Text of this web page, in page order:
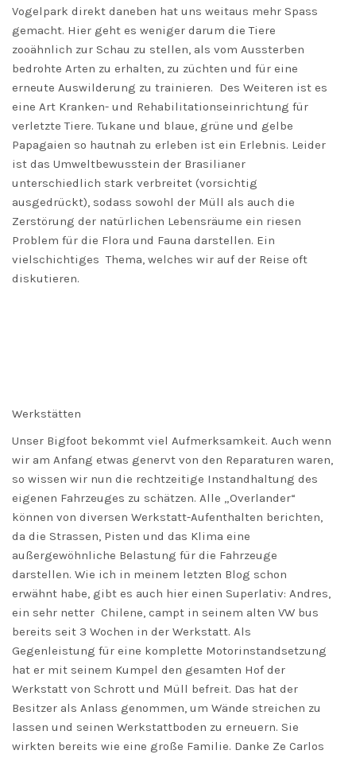
Vogelpark direkt daneben hat uns weitaus mehr Spass
gemacht. Hier geht es weniger darum die Tiere
zooähnlich zur Schau zu stellen, als vom Aussterben
bedrohte Arten zu erhalten, zu züchten und für eine
erneute Auswilderung zu trainieren. Des Weiteren ist es
eine Art Kranken- und Rehabilitationseinrichtung für
verletzte Tiere. Tukane und blaue, grüne und gelbe
Papagaien so hautnah zu erleben ist ein Erlebnis. Leider
ist das Umweltbewusstein der Brasilianer
unterschiedlich stark verbreitet (vorsichtig
ausgedrückt), sodass sowohl der Müll als auch die
Zerstörung der natürlichen Lebensräume ein riesen
Problem für die Flora und Fauna darstellen. Ein
vielschichtiges Thema, welches wir auf der Reise oft
diskutieren.
Werkstätten
Unser Bigfoot bekommt viel Aufmerksamkeit. Auch wenn
wir am Anfang etwas genervt von den Reparaturen waren,
so wissen wir nun die rechtzeitige Instandhaltung des
eigenen Fahrzeuges zu schätzen. Alle „Overlander“
können von diversen Werkstatt-Aufenthalten berichten,
da die Strassen, Pisten und das Klima eine
außergewöhnliche Belastung für die Fahrzeuge
darstellen. Wie ich in meinem letzten Blog schon
erwähnt habe, gibt es auch hier einen Superlativ: Andres,
ein sehr netter Chilene, campt in seinem alten VW bus
bereits seit 3 Wochen in der Werkstatt. Als
Gegenleistung für eine komplette Motorinstandsetzung
hat er mit seinem Kumpel den gesamten Hof der
Werkstatt von Schrott und Müll befreit. Das hat der
Besitzer als Anlass genommen, um Wände streichen zu
lassen und seinen Werkstattboden zu erneuern. Sie
wirkten bereits wie eine große Familie. Danke Ze Carlos